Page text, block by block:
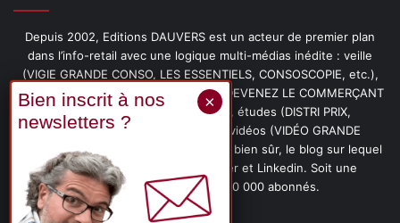
Depuis 2002, Editions DAUVERS est un acteur de premier plan
dans l’info-retail avec une logique multi-médias inédite : veille
(VIGIE GRANDE CONSO, LES ESSENTIELS, CONSOSCOPIE, etc.),
livres (PENSER-CLIENT, IMAGE-PRIX, DEVENEZ LE COMMERÇANT
PRÉFÉRÉ DE VOS CLIENTS, etc.), études (DISTRI PRIX,
PROMOFLASH, DRIVE INSIGHTS), vidéos (VIDÉO GRANDE
CONSO), podcasts (CAFÉ CONSO) et, bien sûr, le blog sur lequel
vous êtes, ainsi que les fils Twitter et Linkedin. Soit une
communauté de plus de 150 000 abonnés.